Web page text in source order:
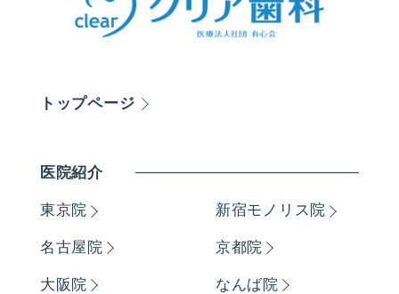
トップページ
医院紹介
東京院 新宿モノリス院
名古屋院 京都院
大阪院 なんば院